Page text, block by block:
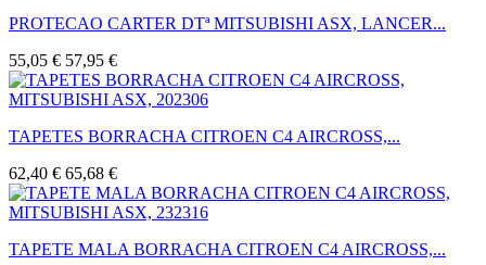
PROTECAO CARTER DTª MITSUBISHI ASX, LANCER...
55,05 € 57,95 €
TAPETES BORRACHA CITROEN C4 AIRCROSS,...
62,40 € 65,68 €
TAPETE MALA BORRACHA CITROEN C4 AIRCROSS,...